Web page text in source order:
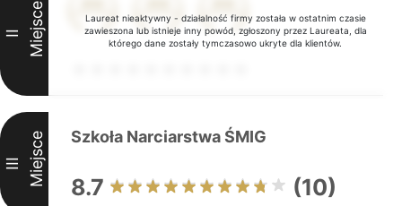
Laureat nieaktywny - działalność firmy została w ostatnim czasie
zawieszona lub istnieje inny powód, zgłoszony przez Laureata, dla
którego dane zostały tymczasowo ukryte dla klientów.
II Miejsce
III Miejsce Szkoła Narciarstwa ŚMIG
8.7 (10)